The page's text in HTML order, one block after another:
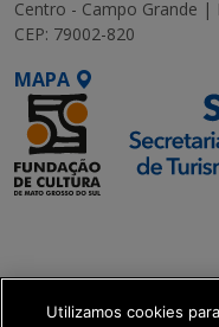
Centro - Campo Grande |
CEP: 79002-820
MAPA
Transformação
Utilizamos cookies